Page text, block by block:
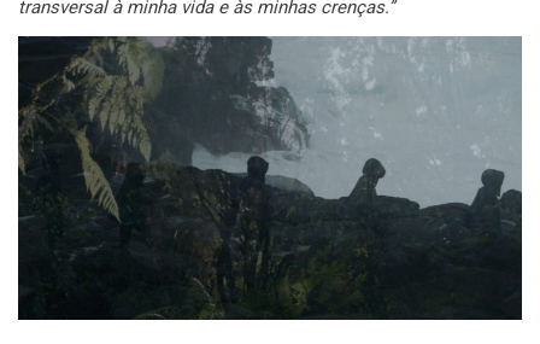
transversal à minha vida e às minhas crenças.”